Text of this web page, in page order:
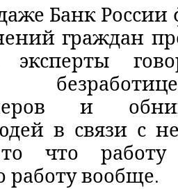
Банк России
граждан
эксперты
и
в связи с
что работу
работу вообще.